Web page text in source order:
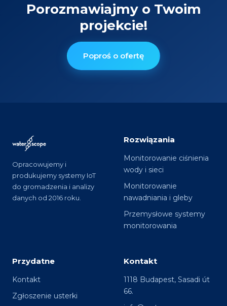
Porozmawiajmy o Twoim
projekcie!
Poproś o ofertę
Opracowujemy i
produkujemy systemy IoT
do gromadzenia i analizy
danych od 2016 roku.
Rozwiązania
Monitorowanie ciśnienia
wody i sieci
Monitorowanie
nawadniania i gleby
Przemysłowe systemy
monitorowania
Przydatne
Kontakt
Zgłoszenie usterki
Kontakt
1118 Budapest, Sasadi út
66.